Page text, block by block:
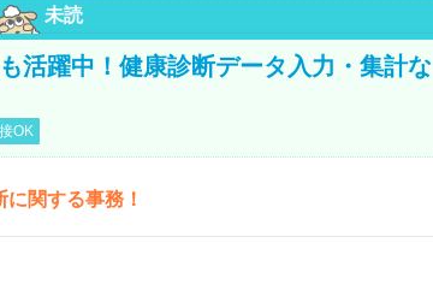
未読
活躍中！健康診断データ入力・集計な
OK
関する事務！